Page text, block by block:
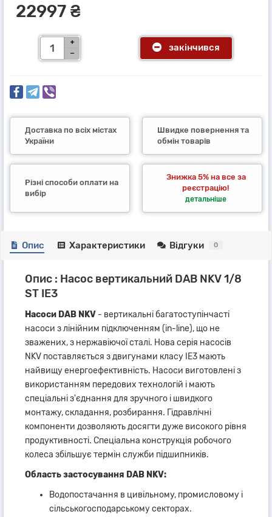
22997 ₴
закінчився
Доставка по всіх містах
України
Швидке повернення та
обмін товарів
Різні способи оплати на
вибір
Знижка 5% на все за
реєстрацію!
детальніше
Опис Характеристики Відгуки 0
Опис : Насос вертикальний DAB NKV 1/8
ST IE3
Насоси DAB NKV - вертикальні багатоступінчасті
насоси з лінійним підключенням (in-line), що не
зважених, з нержавіючої сталі. Нова серія насосів
NKV поставляється з двигунами класу IE3 мають
найвищу енергоефективність. Насоси виготовлені з
використанням передових технологій і мають
спеціальні з'єднання для зручного і швидкого
монтажу, складання, розбирання. Гідравлічні
компоненти дозволяють досягти дуже високого рівня
продуктивності. Спеціальна конструкція робочого
колеса збільшує термін служби підшипників.
Область застосування DAB NKV:
Водопостачання в цивільному, промисловому і
сільськогосподарському секторах.